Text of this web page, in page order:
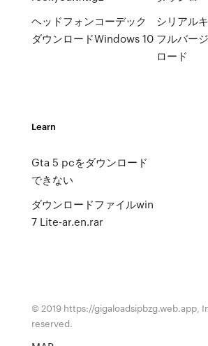
ヘッドフォンコーデック
ダウンロードWindows 10
シリアル
フルバー
ロード
Learn
Gta 5 pcをダウンロード
できない
ダウンロードファイルwin
7 Lite-ar.en.rar
© 2019 https://gigaloadsipbzg.web.app,
reserved.